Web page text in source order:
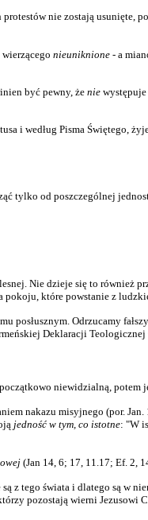
nie zostają usunięte,
nieuniknione- a
być pewny, że niewystępuje
i według Pisma Świętego,
tylko od poszczególnej
Nie dzieje się to również
pokoju, które powstanie z
posłusznym. Odrzucamy
Deklaracji Teologicznej
niewidzialną, potem
nakazu misyjnego (por.
jedność w tym, co istotne: "W
(Jan 14, 6; 17, 11.17; Ef. 2,
z tego świata i dlatego są w
pozostają wierni Jezusowi